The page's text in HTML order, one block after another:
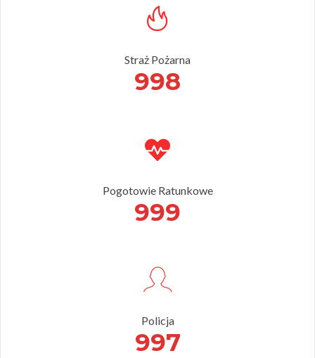
Straż Pożarna
998
Pogotowie Ratunkowe
999
Policja
997